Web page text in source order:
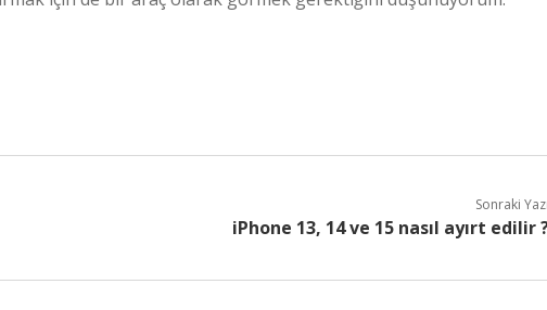
Sonraki
iPhone 13, 14 ve 15 nasıl ayırt edilir